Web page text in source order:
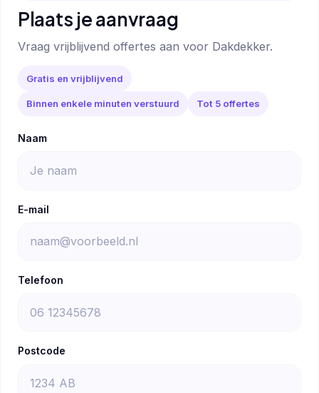
Plaats je aanvraag
Vraag vrijblijvend offertes aan voor Dakdekker.
Gratis en vrijblijvend
Binnen enkele minuten verstuurd Tot 5 offertes
Naam
E-mail
Telefoon
Postcode